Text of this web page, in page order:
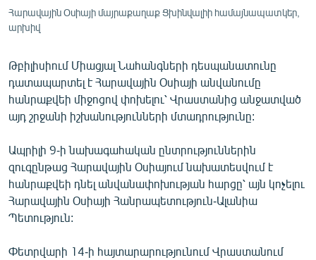
ԱՐԽԻՎ
ՏԵՍԱՆՅՈՒԹԵՐ
ԲԱՆԱՎԵՃ
ՁԳՏԵԼՈՎ ԼԱՎԱԳՈՒՅՆԻՆ
ՓՈԴՔԱՍԹ
Հայերեն
English
Русский
Հարավային Օսիայի մայրաքաղաք Ցխինվալիի համայնապատկեր,
արխիվ
Թբիլիսիում Միացյալ Նահանգների դեսպանատունը
դատապարտել է Հարավային Օսիայի անվանումը
հանրաքվեի միջոցով փոխելու՝ Վրաստանից անջատված
այդ շրջանի իշխանությունների մտադրությունը:
Ապրիլի 9-ի նախագահական ընտրություններին
զուգընթաց Հարավային Օսիայում նախատեսվում է
հանրաքվեի դնել անվանափոխության հարցը՝ այն կոչելու
Հարավային Օսիայի Հանրապետություն-Ալանիա
Պետություն:
Փետրվարի 14-ի հայտարարությունում Վրաստանում